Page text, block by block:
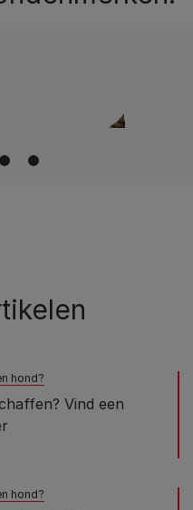
3 4
hond?
Vind een
hond?